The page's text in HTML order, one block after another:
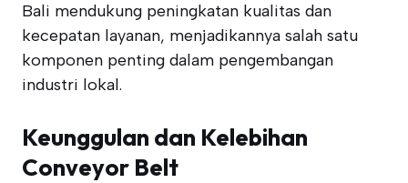
Bali mendukung peningkatan kualitas dan
kecepatan layanan, menjadikannya salah satu
komponen penting dalam pengembangan
industri lokal.
Keunggulan dan Kelebihan
Conveyor Belt